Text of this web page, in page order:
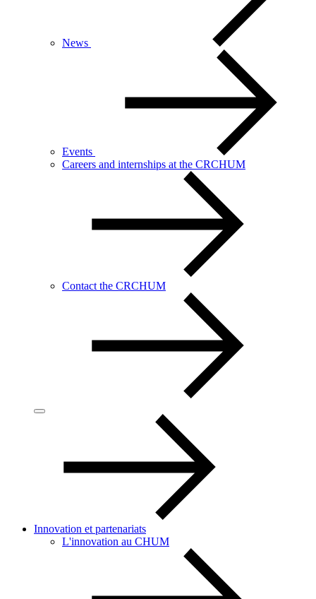
News
Events
Careers and internships at the CRCHUM
Contact the CRCHUM
Innovation et partenariats
L'innovation au CHUM